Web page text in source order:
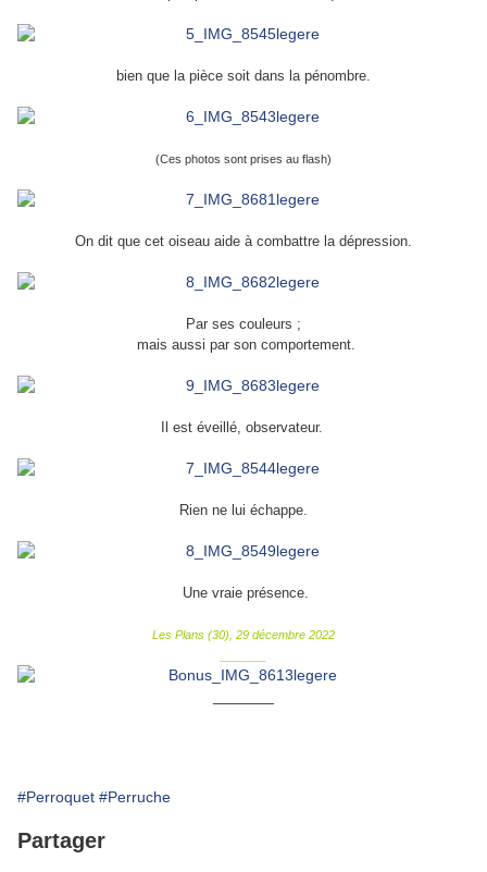
bien que la pièce soit dans la pénombre.
(Ces photos sont prises au flash)
On dit que cet oiseau aide à combattre la dépression.
Par ses couleurs ;
mais aussi par son comportement.
Il est éveillé, observateur.
Rien ne lui échappe.
Une vraie présence.
Les Plans (30), 29 décembre 2022
#Perroquet #Perruche
Partager